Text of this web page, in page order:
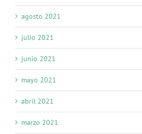
agosto 2021
julio 2021
junio 2021
mayo 2021
abril 2021
marzo 2021